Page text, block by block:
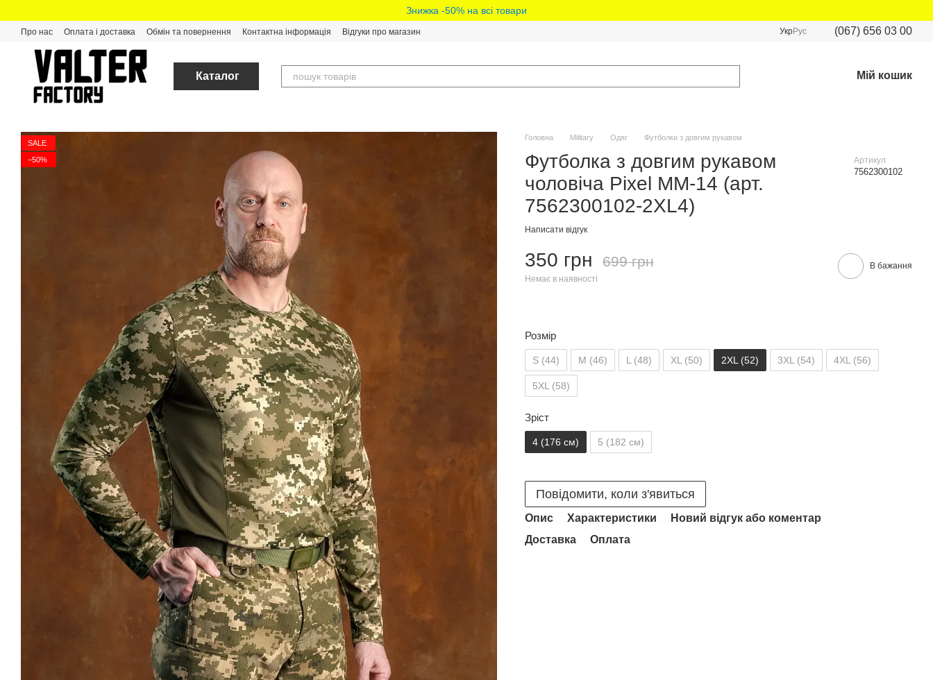
Знижка -50% на всі товари
Про нас Оплата і доставка Обмін та повернення Контактна інформація Відгуки про магазин УкрРус (067) 656 03 00
Каталог Мій кошик
SALE
−50%
Головна Military Одяг Футболки з довгим рукавом
Футболка з довгим рукавом
чоловіча Pixel MM-14 (арт.
7562300102-2XL4)
Артикул
7562300102
Написати відгук
350 грн 699 грн
Немає в наявності
В бажання
Розмір
S (44) M (46) L (48) XL (50) 2XL (52) 3XL (54) 4XL (56)
5XL (58)
Зріст
4 (176 см) 5 (182 см)
Повідомити, коли з'явиться
Опис Характеристики
Новий відгук або коментар
Доставка
Оплата